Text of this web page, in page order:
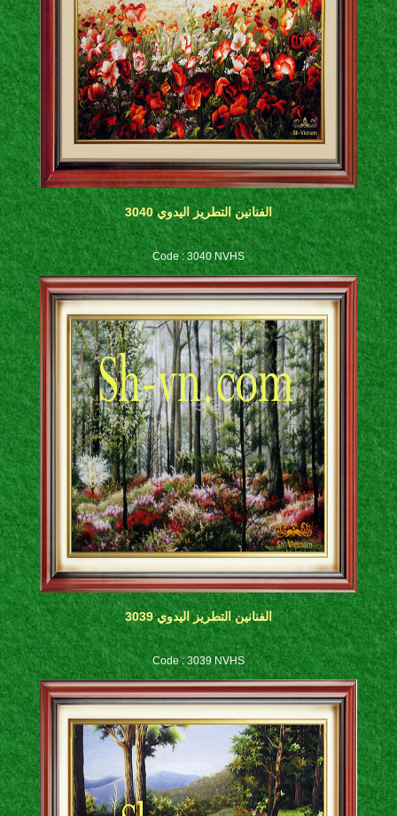
الفنانين التطريز اليدوي 3040
Code : 3040 NVHS
الفنانين التطريز اليدوي 3039
Code : 3039 NVHS